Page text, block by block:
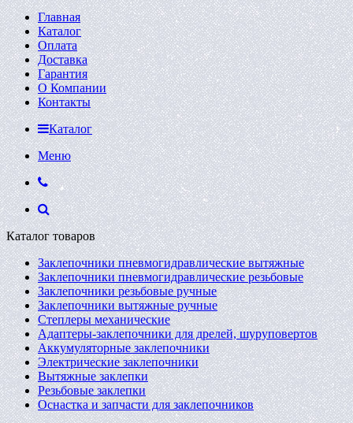
Главная
Каталог
Оплата
Доставка
Гарантия
О Компании
Контакты
Каталог
Меню
Каталог товаров
Заклепочники пневмогидравлические вытяжные
Заклепочники пневмогидравлические резьбовые
Заклепочники резьбовые ручные
Заклепочники вытяжные ручные
Степлеры механические
Адаптеры-заклепочники для дрелей, шуруповертов
Аккумуляторные заклепочники
Электрические заклепочники
Вытяжные заклепки
Резьбовые заклепки
Оснастка и запчасти для заклепочников